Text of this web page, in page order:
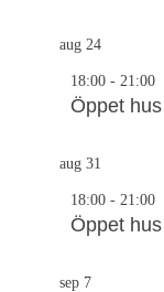
aug 24
18:00 - 21:00
Öppet hus
aug 31
18:00 - 21:00
Öppet hus
sep 7